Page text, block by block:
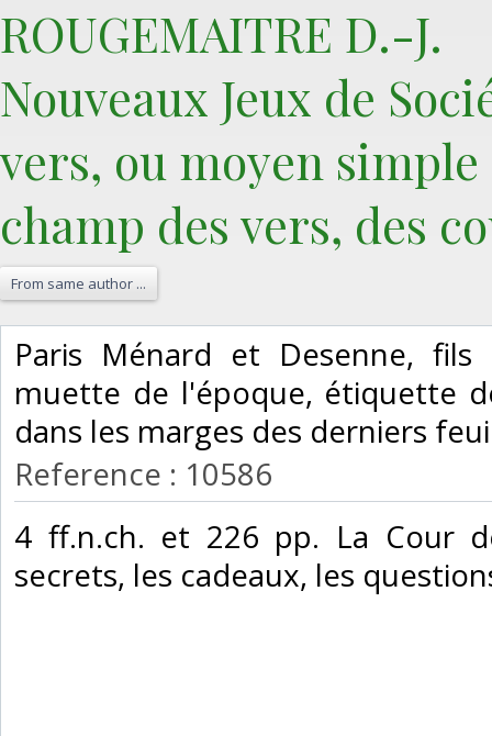
‎ROUGEMAITRE D.-J.‎
‎Nouveaux Jeux de
vers, ou moyen
champ des vers, des
From same author ...
‎Paris Ménard et Desenne,
muette de l'époque, étiquette
dans les marges des derniers
Reference : 10586
‎4 ff.n.ch. et 226 pp. La Cour
secrets, les cadeaux, les